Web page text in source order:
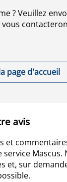
? Veuillez
vous
page d'accueil
avis
et
service
et, sur